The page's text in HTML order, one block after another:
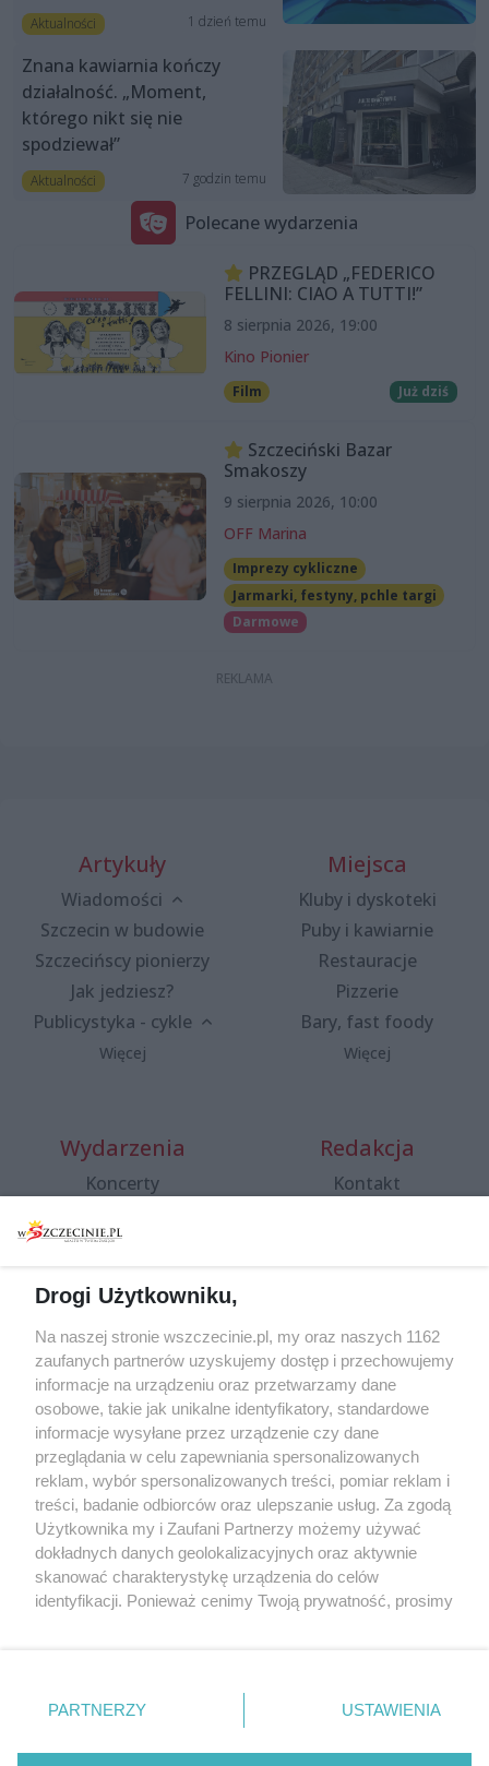
Aktualności 1 dzień temu
Znana kawiarnia kończy
działalność. „Moment,
którego nikt się nie
spodziewał”
Aktualności 7 godzin temu
Polecane wydarzenia
PRZEGLĄD „FEDERICO
FELLINI: CIAO A TUTTI!”
8 sierpnia 2026, 19:00
Kino Pionier
Film Już dziś
Szczeciński Bazar
Smakoszy
9 sierpnia 2026, 10:00
OFF Marina
Imprezy cykliczne
Jarmarki, festyny, pchle targi
Darmowe
Artykuły
Wiadomości
Szczecin w budowie
Szczecińscy pionierzy
Jak jedziesz?
Publicystyka - cykle
Więcej
Miejsca
Kluby i dyskoteki
Puby i kawiarnie
Restauracje
Pizzerie
Bary, fast foody
Więcej
Wydarzenia
Koncerty
Spacery i oprowadzania
targi
Wernisaże
Więcej
Redakcja
Kontakt
Specjalny koncert z okazji
20. urodzin portalu
wSzczecinie.pl
Regulamin konkursów
śniadaniówka "Hej
Szczecin! Jest piątek!"
Partnerzy
Praca Szczecin
© 2026 wSzczecinie.pl
Drogi Użytkowniku,
Na naszej stronie wszczecinie.pl, my oraz naszych 1162
zaufanych partnerów uzyskujemy dostęp i przechowujemy
informacje na urządzeniu oraz przetwarzamy dane
osobowe, takie jak unikalne identyfikatory, standardowe
informacje wysyłane przez urządzenie czy dane
przeglądania w celu zapewniania spersonalizowanych
reklam, wybór spersonalizowanych treści, pomiar reklam i
treści, badanie odbiorców oraz ulepszanie usług. Za zgodą
Użytkownika my i Zaufani Partnerzy możemy używać
dokładnych danych geolokalizacyjnych oraz aktywnie
skanować charakterystykę urządzenia do celów
identyfikacji. Ponieważ cenimy Twoją prywatność, prosimy
prywatności znajdujący się w lewym dolnym rogu strony
. Niektóre rodzaje przetwarzania danych nie wymagają
PARTNERZY USTAWIENIA